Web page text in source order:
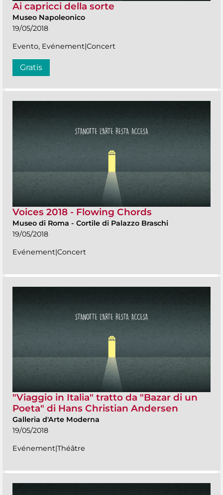
Ai capricci della sorte
Museo Napoleonico
19/05/2018
Evento, Evénement|Concert
Gratis
Voices 2018 - Flowing Chords
Museo di Roma - Cortile di Palazzo Braschi
19/05/2018
Evénement|Concert
"Viaggio in Italia" tratto da "Bazar di un
Poeta" di Hans Christian Andersen
Galleria d'Arte Moderna
19/05/2018
Evénement|Théâtre